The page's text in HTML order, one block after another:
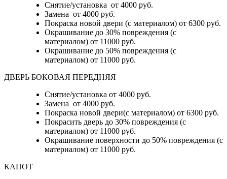
Снятие/установка от 4000 руб.
Замена от 4000 руб.
Покраска новой двери (с материалом) от 6300 руб.
Окрашивание до 30% повреждения (с
материалом) от 11000 руб.
Окрашивание до 50% повреждения (с
материалом) от 11000 руб.
ДВЕРЬ БОКОВАЯ ПЕРЕДНЯЯ
Снятие/установка от 4000 руб.
Замена от 4000 руб.
Покраска новой двери(с материалом) от 6300 руб.
Покрасить дверь до 30% повреждения (с
материалом) от 11000 руб.
Окрашивание поверхности до 50% повреждения (с
материалом) от 11000 руб.
КАПОТ